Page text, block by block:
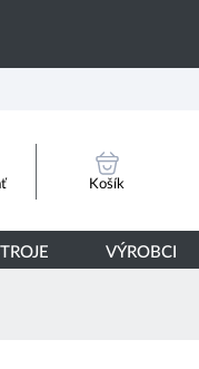
Košík
VÝROBCI